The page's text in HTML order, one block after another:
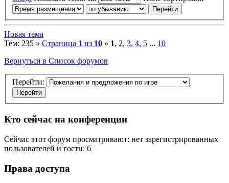
Новая тема
Тем: 235 » Страница 1 из 10 » 1, 2, 3, 4, 5 ... 10
Вернуться в Список форумов
Перейти:
Кто сейчас на конференции
Сейчас этот форум просматривают: нет зарегистрированных
пользователей и гости: 6
Права доступа